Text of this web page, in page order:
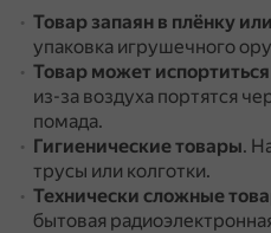
Товар запаян в плёнку
упаковка игрушечного
Товар может
из-за воздуха портятся
помада.
Гигиенические товары.
трусы или колготки.
Технически сложные
бытовая